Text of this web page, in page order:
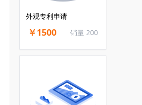
外观专利申请
￥1500 销量 200